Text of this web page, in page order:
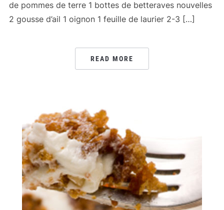
de pommes de terre 1 bottes de betteraves nouvelles
2 gousse d’ail 1 oignon 1 feuille de laurier 2-3 […]
READ MORE